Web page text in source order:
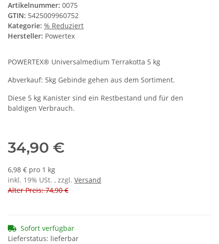
Artikelnummer: 0075
GTIN: 5425009960752
Kategorie: % Reduziert
Hersteller: Powertex
POWERTEX® Universalmedium Terrakotta 5 kg
Abverkauf: 5kg Gebinde gehen aus dem Sortiment.
Diese 5 kg Kanister sind ein Restbestand und für den
baldigen Verbrauch.
34,90 €
6,98 € pro 1 kg
inkl. 19% USt. , zzgl. Versand
Alter Preis: 74,90 €
Sofort verfügbar
Lieferstatus: lieferbar